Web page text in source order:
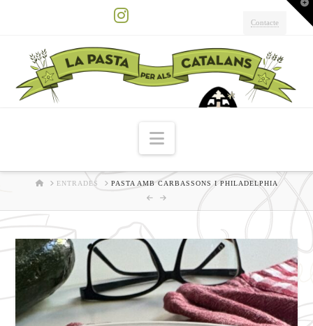
Contacte
Navigation
HOMEENTRADES PASTA AMB CARBASSONS I PHILADELPHIA